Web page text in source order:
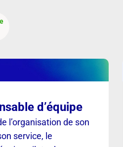
d’équipe
l’organisation de son
service, le